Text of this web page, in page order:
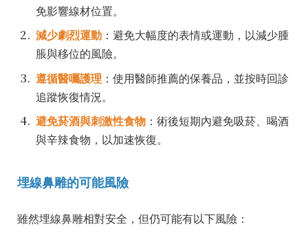
免影響線材位置。
減少劇烈運動：避免大幅度的表情或運動，以減少腫
脹與移位的風險。
遵循醫囑護理 ：使用醫師推薦的保養品，並按時回診
追蹤恢復情況。
避免菸酒與刺激性食物：術後短期內避免吸菸、喝酒
與辛辣食物，以加速恢復。
埋線鼻雕的可能風險
雖然埋線鼻雕相對安全，但仍可能有以下風險：